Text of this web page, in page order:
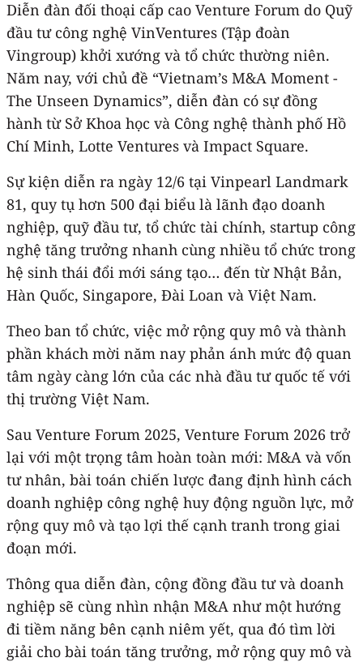
Diễn đàn đối thoại cấp cao Venture Forum do Quỹ
đầu tư công nghệ VinVentures (Tập đoàn
Vingroup) khởi xướng và tổ chức thường niên.
Năm nay, với chủ đề “Vietnam’s M&A Moment -
The Unseen Dynamics”, diễn đàn có sự đồng
hành từ Sở Khoa học và Công nghệ thành phố Hồ
Chí Minh, Lotte Ventures và Impact Square.
Sự kiện diễn ra ngày 12/6 tại Vinpearl Landmark
81, quy tụ hơn 500 đại biểu là lãnh đạo doanh
nghiệp, quỹ đầu tư, tổ chức tài chính, startup công
nghệ tăng trưởng nhanh cùng nhiều tổ chức trong
hệ sinh thái đổi mới sáng tạo… đến từ Nhật Bản,
Hàn Quốc, Singapore, Đài Loan và Việt Nam.
Theo ban tổ chức, việc mở rộng quy mô và thành
phần khách mời năm nay phản ánh mức độ quan
tâm ngày càng lớn của các nhà đầu tư quốc tế với
thị trường Việt Nam.
Sau Venture Forum 2025, Venture Forum 2026 trở
lại với một trọng tâm hoàn toàn mới: M&A và vốn
tư nhân, bài toán chiến lược đang định hình cách
doanh nghiệp công nghệ huy động nguồn lực, mở
rộng quy mô và tạo lợi thế cạnh tranh trong giai
đoạn mới.
Thông qua diễn đàn, cộng đồng đầu tư và doanh
nghiệp sẽ cùng nhìn nhận M&A như một hướng
đi tiềm năng bên cạnh niêm yết, qua đó tìm lời
giải cho bài toán tăng trưởng, mở rộng quy mô và